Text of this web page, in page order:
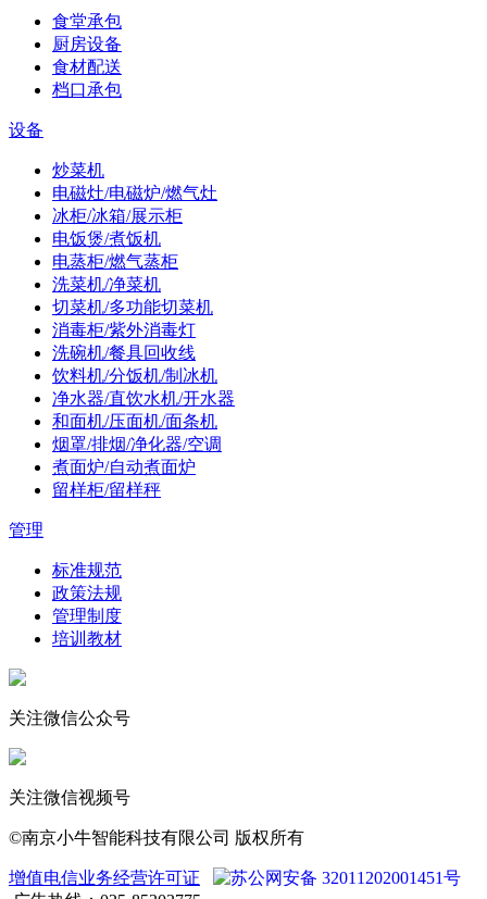
食堂承包
厨房设备
食材配送
档口承包
设备
炒菜机
电磁灶/电磁炉/燃气灶
冰柜/冰箱/展示柜
电饭煲/煮饭机
电蒸柜/燃气蒸柜
洗菜机/净菜机
切菜机/多功能切菜机
消毒柜/紫外消毒灯
洗碗机/餐具回收线
饮料机/分饭机/制冰机
净水器/直饮水机/开水器
和面机/压面机/面条机
烟罩/排烟/净化器/空调
煮面炉/自动煮面炉
留样柜/留样秤
管理
标准规范
政策法规
管理制度
培训教材
关注微信公众号
关注微信视频号
©南京小牛智能科技有限公司 版权所有
增值电信业务经营许可证
苏公网安备 32011202001451号